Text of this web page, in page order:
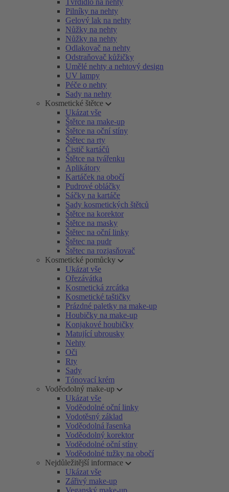
Tvrdidlo na nehty
Pilníky na nehty
Gelový lak na nehty
Nůžky na nehty
Nůžky na nehty
Odlakovač na nehty
Odstraňovač kůžičky
Umělé nehty a nehtový design
UV lampy
Péče o nehty
Sady na nehty
Kosmetické štětce
Ukázat vše
Štětce na make-up
Štětce na oční stíny
Štětec na rty
Čistič kartáčů
Štětce na tvářenku
Aplikátory
Kartáček na obočí
Pudrové obláčky
Sáčky na kartáče
Sady kosmetických štětců
Štětce na korektor
Štětce na masky
Štětec na oční linky
Štětec na pudr
Štětec na rozjasňovač
Kosmetické pomůcky
Ukázat vše
Ořezávátka
Kosmetická zrcátka
Kosmetické taštičky
Prázdné paletky na make-up
Houbičky na make-up
Konjakové houbičky
Matující ubrousky
Nehty
Oči
Rty
Sady
Tónovací krém
Voděodolný make-up
Ukázat vše
Voděodolné oční linky
Vodotěsný základ
Voděodolná řasenka
Voděodolný korektor
Voděodolné oční stíny
Voděodolné tužky na obočí
Nejdůležitější informace
Ukázat vše
Zářivý make-up
Veganský make-up